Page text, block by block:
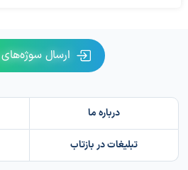
ارسال
درباره ما
تبلیغات در بازتاب